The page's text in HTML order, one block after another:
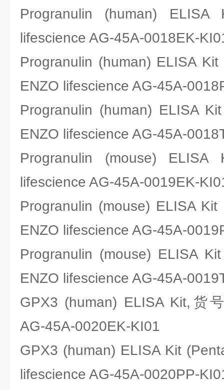
Progranulin (human)
lifescience AG-45A-0018EK-
Progranulin (human) ELISA
ENZO lifescience AG-45A-
Progranulin (human) ELISA
ENZO lifescience AG-45A-
Progranulin (mouse)
lifescience AG-45A-0019EK-
Progranulin (mouse) ELISA
ENZO lifescience AG-45A-
Progranulin (mouse) ELISA
ENZO lifescience AG-45A-
GPX3 (human) ELISA Kit,货
AG-45A-0020EK-KI01
GPX3 (human) ELISA Kit
lifescience AG-45A-0020PP-